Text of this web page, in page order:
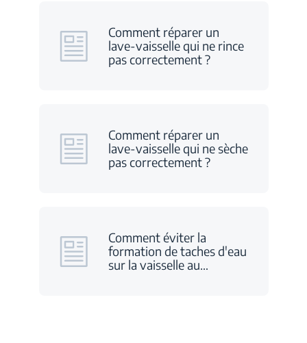
Comment réparer un
lave-vaisselle qui ne rince
pas correctement ?
Comment réparer un
lave-vaisselle qui ne sèche
pas correctement ?
Comment éviter la
formation de taches d'eau
sur la vaisselle au…